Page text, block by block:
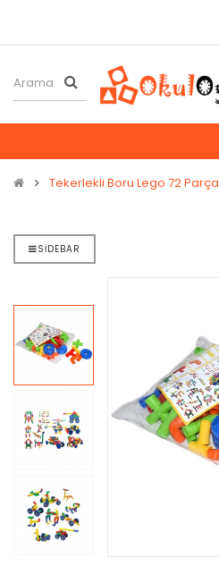
Tekerlekli Boru Lego 72 Parça
SIDEBAR